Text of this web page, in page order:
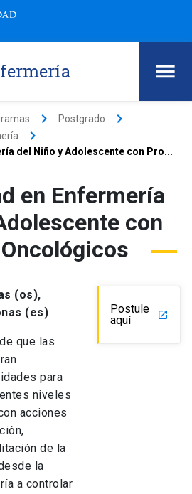
keyboard_arrow_right Postgrado keyboard_arrow_right
keyboard_arrow_right
del Niño y Adolescente con Pro...
en Enfermería
con
(os),
(es)
que las
para
niveles
acciones
de la
la
a controlar
Postule
aquí
launch